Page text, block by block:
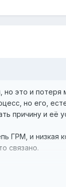
это и потеря
но его,
причину и её
ГРМ, и низкая
связано.